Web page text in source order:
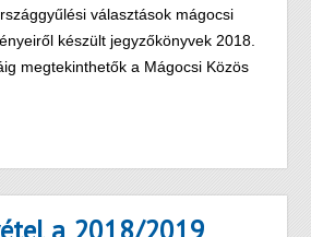
választások mágocsi
készült jegyzőkönyvek 2018.
megtekinthetők a Mágocsi Közös